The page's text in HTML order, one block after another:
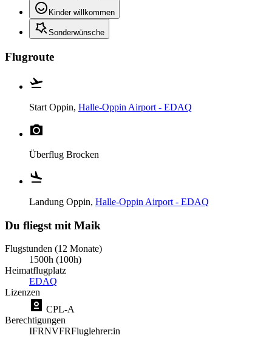
Kinder willkommen
Sonderwünsche
Flugroute
Start Oppin, Halle-Oppin Airport - EDAQ
Überflug Brocken
Landung Oppin, Halle-Oppin Airport - EDAQ
Du fliegst mit Maik
Flugstunden (12 Monate)
1500h (100h)
Heimatflugplatz
EDAQ
Lizenzen
CPL-A
Berechtigungen
IFRNVFRFluglehrer:in